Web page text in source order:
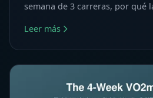
semana de 3 carreras, por qué
perfil.
Leer más